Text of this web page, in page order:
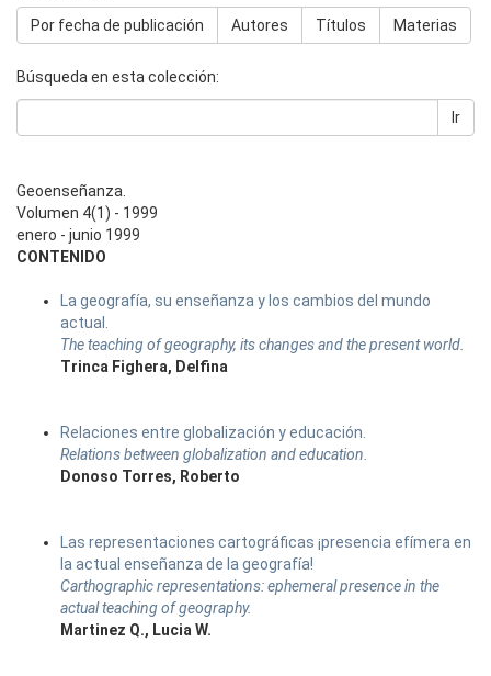
Por fecha de publicación Autores Títulos Materias
Búsqueda en esta colección:
Ir
Geoenseñanza.
Volumen 4(1) - 1999
enero - junio 1999
CONTENIDO
La geografía, su enseñanza y los cambios del mundo
actual.
The teaching of geography, its changes and the present world.
Trinca Fighera, Delfina
Relaciones entre globalización y educación.
Relations between globalization and education.
Donoso Torres, Roberto
Las representaciones cartográficas ¡presencia efímera en
la actual enseñanza de la geografía!
Carthographic representations: ephemeral presence in the
actual teaching of geography.
Martinez Q., Lucia W.